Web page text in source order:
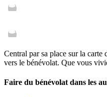
Central par sa place sur la
vers le bénévolat. Que vous
Faire du bénévolat dans les